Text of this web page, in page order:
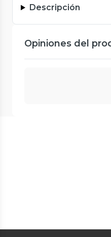
Descripción
Opiniones del